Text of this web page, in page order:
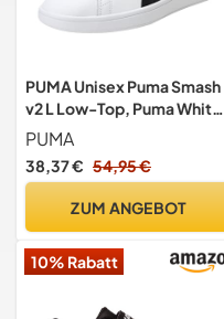
PUMA Unisex Puma Smash
v2 L Low-Top, Puma White-
Puma Black, 43 EU
PUMA
38,37 € 54,95 €
ZUM ANGEBOT
10% Rabatt